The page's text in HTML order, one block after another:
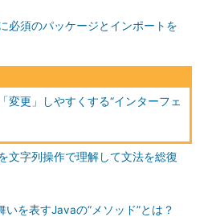
必須のパッケージとインポートを
変更」しやすくする“インターフェ
文字列操作で理解して文法を総復
いを表すJavaの“メソッド”とは？